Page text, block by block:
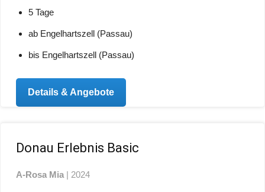
5 Tage
ab Engelhartszell (Passau)
bis Engelhartszell (Passau)
Details & Angebote
Donau Erlebnis Basic
A-Rosa Mia | 2024